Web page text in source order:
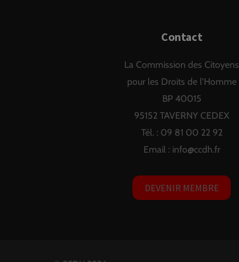
Contact
La Commission des Citoyens
pour les Droits de l'Homme
BP 40015
95152 TAVERNY CEDEX
Tél. : 09 81 00 22 92
Email : info@ccdh.fr
DEVENIR MEMBRE